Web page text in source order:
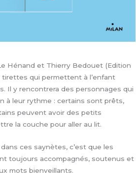
Hénand et Thierry Bedouet (Edition
qui permettent à l’enfant
Il y rencontrera des personnages qui
à leur rythme : certains sont prêts,
peuvent avoir des petits
la couche pour aller au lit.
dans ces saynètes, c’est que les
toujours accompagnés, soutenus et
mots bienveillants.